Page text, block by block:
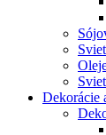
Dekorácie